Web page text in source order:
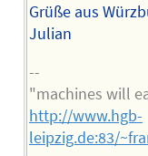
Grüße aus
Julian
--
"machines will
http://www.hgb-
leipzig.de:83/